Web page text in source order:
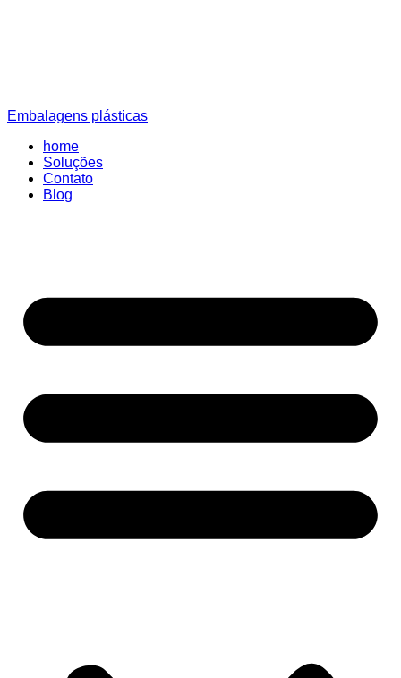
Embalagens plásticas
home
Soluções
Contato
Blog